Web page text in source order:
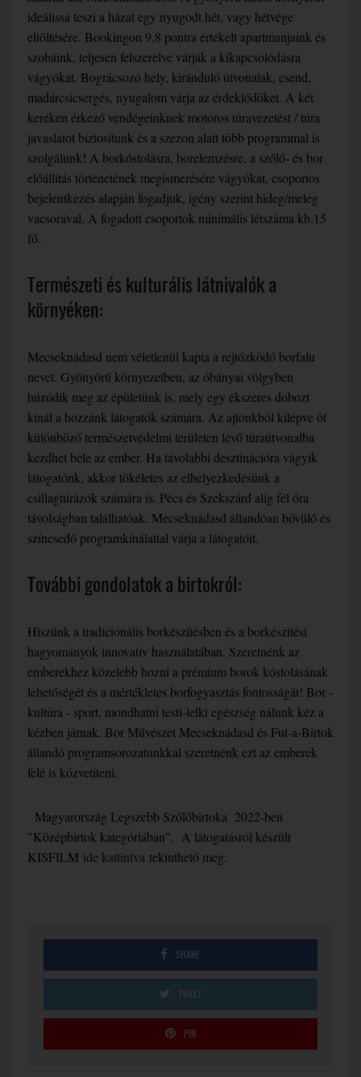
ideálissá teszi a házat egy nyugodt hét, vagy hétvége
eltöltésére. Bookingon 9,8 pontra értékelt apartmanjaink és
szobáink, teljesen felszerelve várják a kikapcsolódásra
vágyókat. Bográcsozó hely, kiránduló útvonalak, csend,
madárcsicsergés, nyugalom várja az érdeklődőket. A két
keréken érkező vendégeinknek motoros túravezetést / túra
javaslatot biztosítunk és a szezon alatt több programmal is
szolgálunk! A borkóstolásra, borelemzésre, a szőlő- és bor
előállítás történetének megismerésére vágyókat, csoportos
bejelentkezés alapján fogadjuk, igény szerint hideg/meleg
vacsorával. A fogadott csoportok minimális létszáma kb.15
fő.
Természeti és kulturális látnivalók a
környéken:
Mecseknádasd nem véletlenül kapta a rejtőzködő borfalu
nevet. Gyönyörű környezetben, az óbányai völgyben
húzódik meg az épületünk is, mely egy ékszeres dobozt
kínál a hozzánk látogatók számára. Az ajtónkból kilépve öt
különböző természetvédelmi területen lévő túraútvonalba
kezdhet bele az ember. Ha távolabbi desztinációra vágyik
látogatónk, akkor tökéletes az elhelyezkedésünk a
csillagtúrázók számára is. Pécs és Szekszárd alig fél óra
távolságban találhatóak. Mecseknádasd állandóan bővülő és
színesedő programkínálattal várja a látogatóit.
További gondolatok a birtokról:
Hiszünk a tradicionális borkészítésben és a borkészítési
hagyományok innovatív használatában. Szeretnénk az
emberekhez közelebb hozni a prémium borok kóstolásának
lehetőségét és a mértékletes borfogyasztás fontosságát! Bor -
kultúra - sport, mondhatni testi-lelki egészség nálunk kéz a
kézben járnak. Bor Művészet Mecseknádasd és Fut-a-Birtok
állandó programsorozatunkkal szeretnénk ezt az emberek
felé is közvetíteni.
Magyarország Legszebb Szőlőbirtoka 2022-ben
"Középbirtok kategóriában". A látogatásról készült
KISFILM ide kattintva tekinthető meg.
SHARE
TWEET
PIN